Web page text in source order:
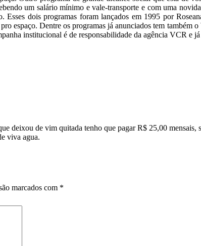
um salário mínimo e vale-transporte e com uma
Esses dois programas foram lançados em 1995 por
espaço. Dentre os programas já anunciados tem
institucional é de responsabilidade da agência VCR e
deixou de vim quitada tenho que pagar R$ 25,00
viva agua.
marcados com *